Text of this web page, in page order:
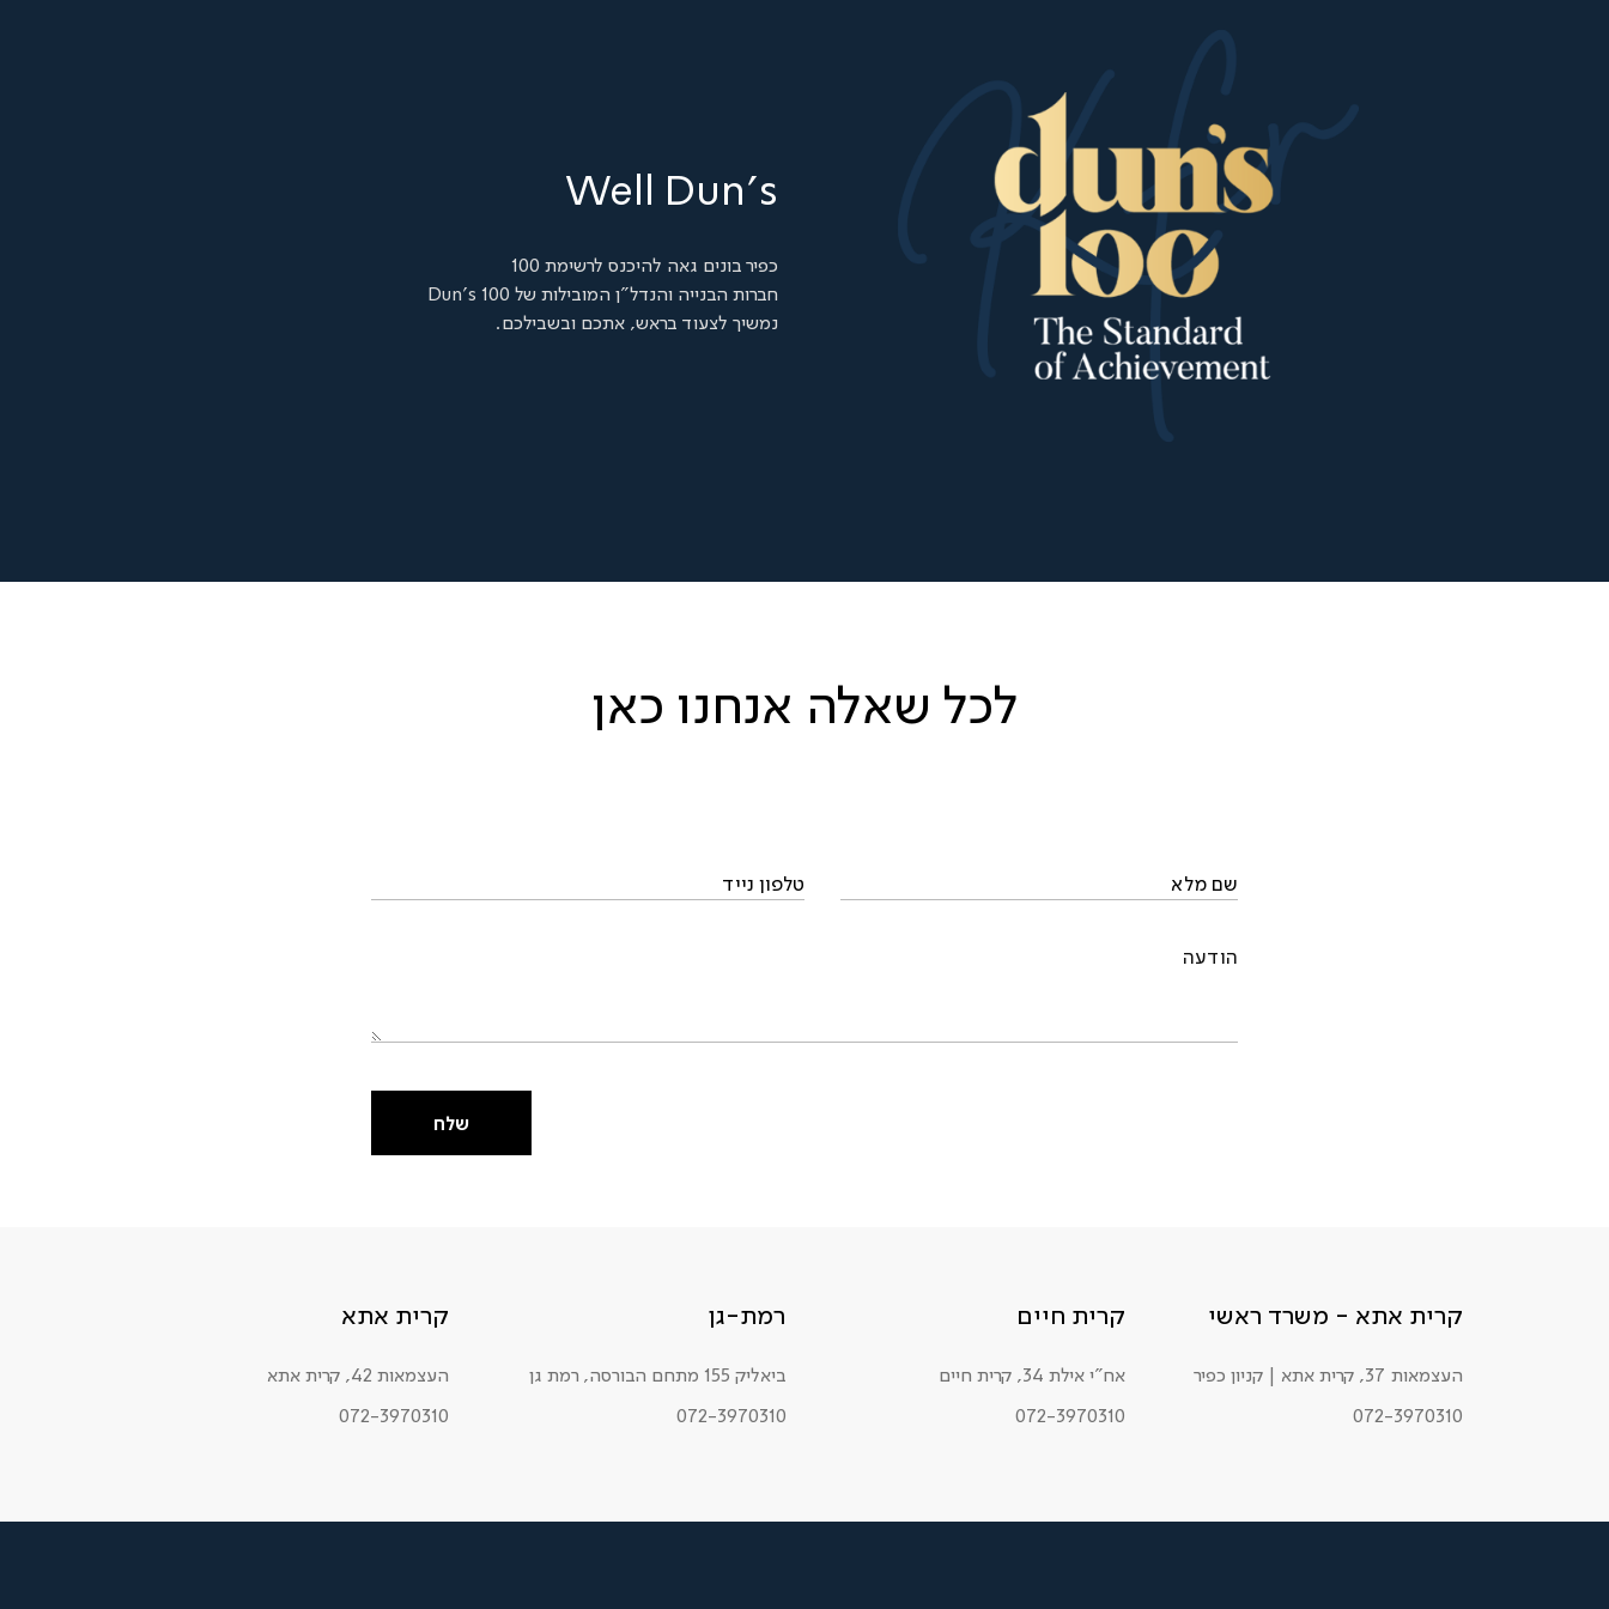
Well Dun's
כפיר בונים גאה להיכנס לרשימת 100
חברות הבנייה והנדל"ן המובילות של Dun's 100
נמשיך לצעוד בראש, אתכם ובשבילכם.
לכל שאלה אנחנו כאן
שלח
קרית אתא
העצמאות 42, קרית אתא
072-3970310
רמת-גן
ביאליק 155 מתחם הבורסה, רמת גן
072-3970310
קרית חיים
אח"י אילת 34, קרית חיים
072-3970310
קרית אתא - משרד ראשי
העצמאות 37, קרית אתא | קניון כפיר
072-3970310